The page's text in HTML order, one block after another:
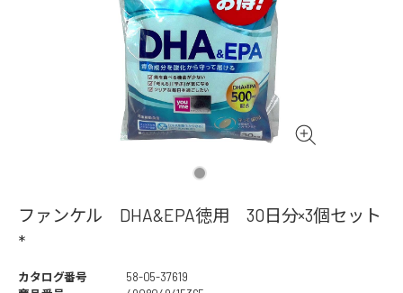
ファンケル DHA&EPA徳用 30日分×3個セット
*
カタログ番号
58-05-37619